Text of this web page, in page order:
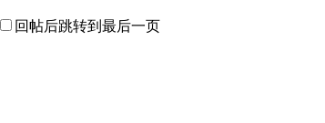
回帖后跳转到最后一页